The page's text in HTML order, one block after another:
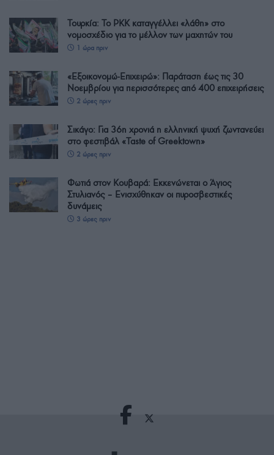
Τουρκία: Το PKK καταγγέλλει «λάθη» στο
νομοσχέδιο για το μέλλον των μαχητών του
1 ώρα πριν
«Εξοικονομώ-Επιχειρώ»: Παράταση έως τις 30
Νοεμβρίου για περισσότερες από 400 επιχειρήσεις
2 ώρες πριν
Σικάγο: Για 36η χρονιά η ελληνική ψυχή ζωντανεύει
στο φεστιβάλ «Taste of Greektown»
2 ώρες πριν
Φωτιά στον Κουβαρά: Εκκενώνεται ο Άγιος
Στυλιανός – Ενισχύθηκαν οι πυροσβεστικές
δυνάμεις
3 ώρες πριν